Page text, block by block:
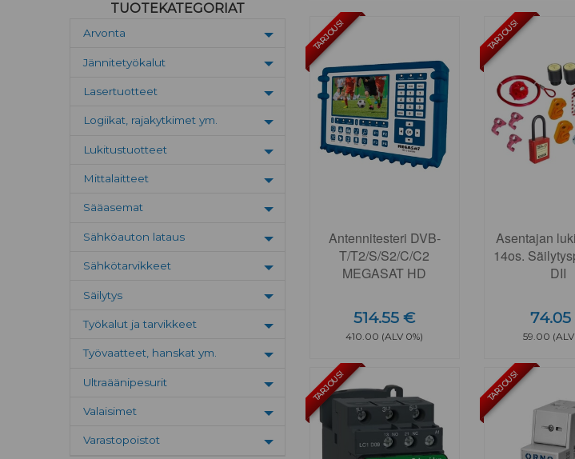
TUOTEKATEGORIAT
Arvonta
Toggle menu
Jännitetyökalut
Toggle menu
Lasertuotteet
Toggle menu
Logiikat, rajakytkimet ym.
Toggle menu
Lukitustuotteet
Toggle menu
Mittalaitteet
Toggle menu
Sääasemat
Toggle menu
Sähköauton lataus
Toggle menu
Sähkötarvikkeet
Toggle menu
Säilytys
Toggle menu
Työkalut ja tarvikkeet
Toggle menu
Työvaatteet, hanskat ym.
Toggle menu
Ultraäänipesurit
Toggle menu
Valaisimet
Toggle menu
Varastopoistot
Toggle menu
TARJOUS!
Antennitesteri DVB-
T/T2/S/S2/C/C2
MEGASAT HD
514.55 €
410.00 (ALV 0%)
TARJOUS!
Asentajan
14os.
DII
59.00
TARJOUS! TARJOUS!